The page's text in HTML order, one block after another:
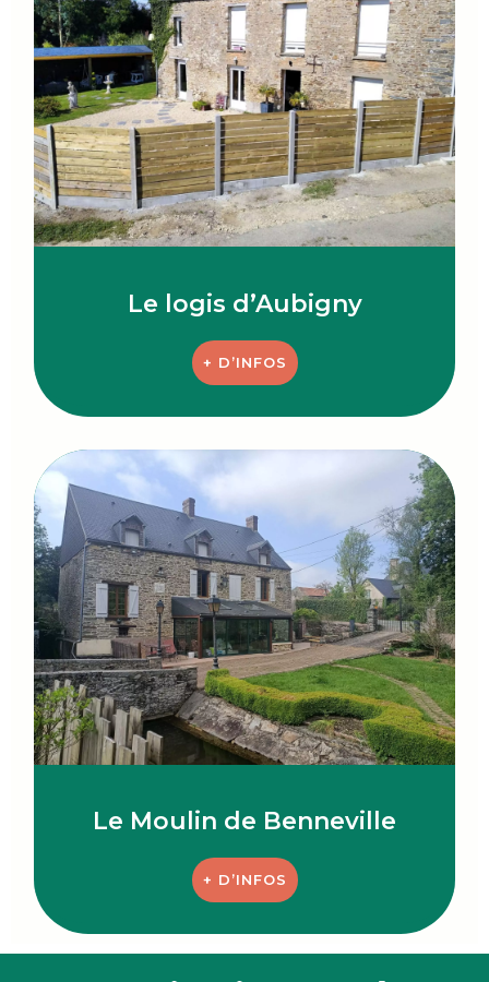
Le logis d’Aubigny
+ D’INFOS
Le Moulin de Benneville
+ D’INFOS